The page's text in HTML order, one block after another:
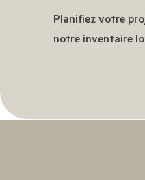
Planifiez votre
notre inventaire